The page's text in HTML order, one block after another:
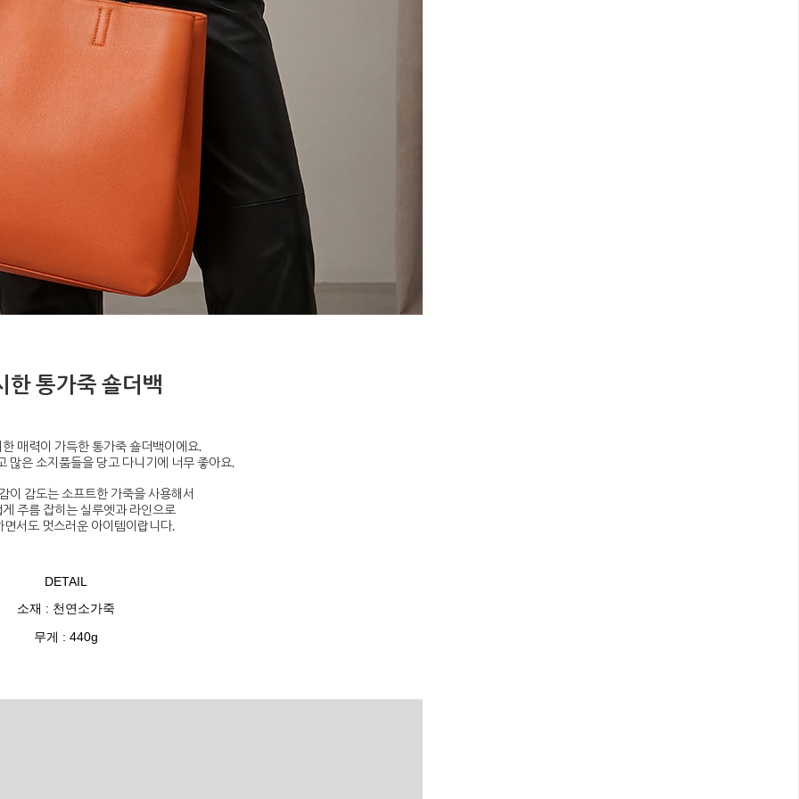
한 통가죽 숄더백
매력이 가득한 통가죽 숄더백이에요.
많은 소지품들을 당고 다니기에 너무 좋아요.
이 감도는 소프트한 가죽을 사용해서
주름 잡히는 실루엣과 라인으로
면서도 멋스러운 아이템이랍니다.
DETAIL
소재 : 천연소가죽
무게 : 440g